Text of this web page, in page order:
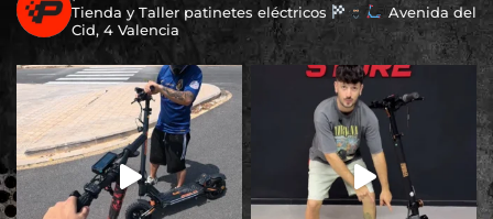
Tienda y Taller patinetes eléctricos
Avenida del
Cid, 4 Valencia